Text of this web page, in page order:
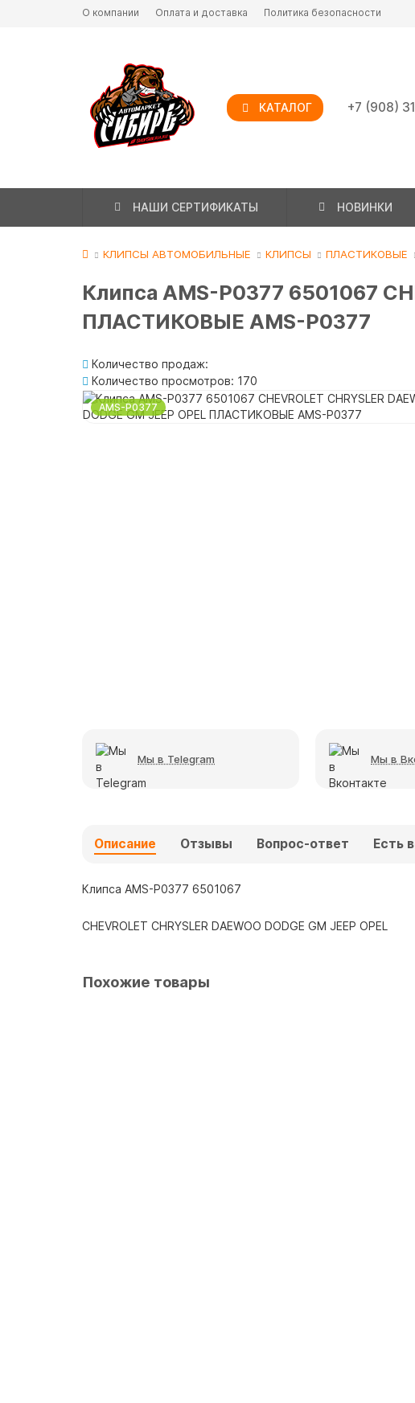
О компании Оплата и доставка Политика безопасности
КАТАЛОГ +7 (908)
НАШИ СЕРТИФИКАТЫ НОВИНКИ
КЛИПСЫ АВТОМОБИЛЬНЫЕ КЛИПСЫ ПЛАСТИКОВЫЕ
Клипса AMS-P0377 6501067
ПЛАСТИКОВЫЕ AMS-P0377
Количество продаж:
Количество просмотров: 170
AMS-P0377
Мы в Telegram Мы в
Описание Отзывы Вопрос-ответ Есть
Клипса AMS-P0377 6501067
CHEVROLET CHRYSLER DAEWOO DODGE GM JEEP OPEL
Похожие товары